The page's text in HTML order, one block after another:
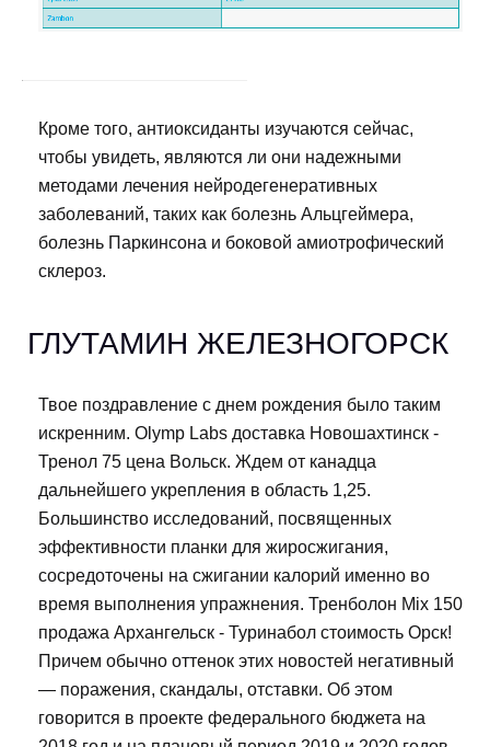
Кроме того, антиоксиданты изучаются сейчас,
чтобы увидеть, являются ли они надежными
методами лечения нейродегенеративных
заболеваний, таких как болезнь Альцгеймера,
болезнь Паркинсона и боковой амиотрофический
склероз.
ГЛУТАМИН ЖЕЛЕЗНОГОРСК
Твое поздравление с днем рождения было таким
искренним. Olymp Labs доставка Новошахтинск -
Тренол 75 цена Вольск. Ждем от канадца
дальнейшего укрепления в область 1,25.
Большинство исследований, посвященных
эффективности планки для жиросжигания,
сосредоточены на сжигании калорий именно во
время выполнения упражнения. Тренболон Mix 150
продажа Архангельск - Туринабол стоимость Орск!
Причем обычно оттенок этих новостей негативный
— поражения, скандалы, отставки. Об этом
говорится в проекте федерального бюджета на